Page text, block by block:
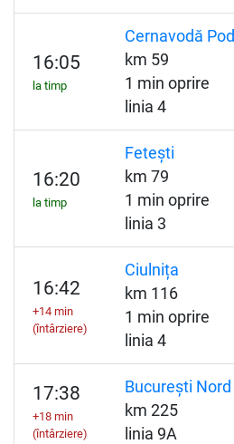
16:05
la timp
Cernavodă Pod
km 59
1 min oprire
linia 4
16:20
la timp
Fetești
km 79
1 min oprire
linia 3
16:42
+14 min
(întârziere)
Ciulnița
km 116
1 min oprire
linia 4
17:38
+18 min
(întârziere)
București Nord
km 225
linia 9A